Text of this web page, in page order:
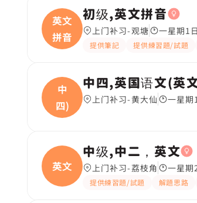
英文
拼音
初级,英文拼音
上门补习-观塘 一星期1
提供筆記 提供練習題/試題
中
四)
中四,英国语文(英
上门补习-黄大仙 一星
英文
中级,中二，英文
上门补习-荔枝角 一星
提供練習題/試題 解題思路